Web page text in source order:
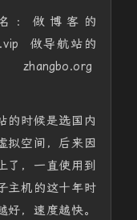
：做博客的
做导航站的
的时候是选国内
拟空间，后来因
了，一直使用到
主机的这十年时
，速度越快。